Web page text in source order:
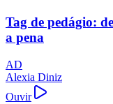
Tag de pedágio:
a pena
AD
Alexia Diniz
Ouvir